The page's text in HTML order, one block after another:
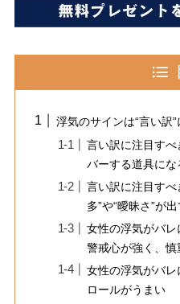
浮気のサインは“言い訳
言い訳に注目す
バーする道具にな
言い訳に注目す
多”や“曖昧さ”が
女性の浮気がバ
警戒心が強く、慎
女性の浮気がバ
ロールがうまい